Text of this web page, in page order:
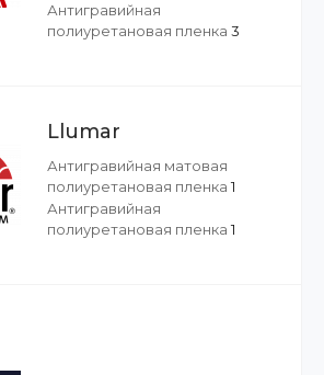
Антигравийная
полиуретановая пленка 3
Llumar
Антигравийная матовая
полиуретановая пленка 1
Антигравийная
полиуретановая пленка 1